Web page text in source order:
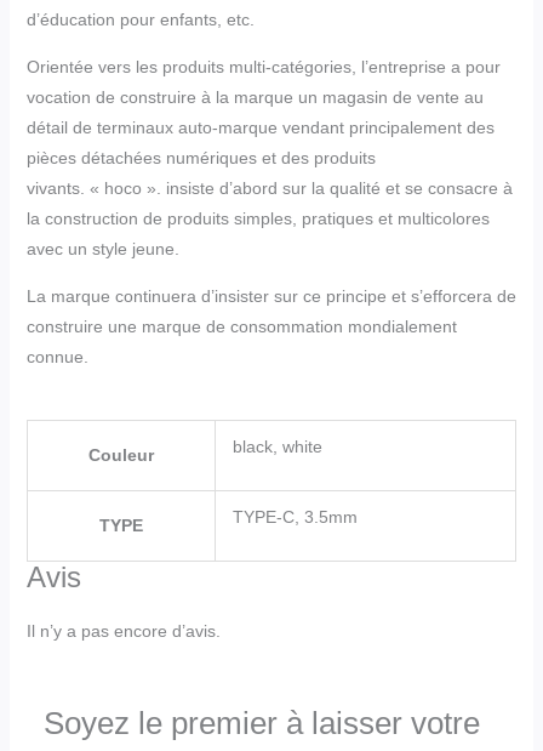
d’éducation pour enfants, etc.
Orientée vers les produits multi-catégories, l’entreprise a pour
vocation de construire à la marque un magasin de vente au
détail de terminaux auto-marque vendant principalement des
pièces détachées numériques et des produits
vivants. « hoco ». insiste d’abord sur la qualité et se consacre à
la construction de produits simples, pratiques et multicolores
avec un style jeune.
La marque continuera d’insister sur ce principe et s’efforcera de
construire une marque de consommation mondialement
connue.
Couleur black, white
TYPE TYPE-C, 3.5mm
Avis
Il n’y a pas encore d’avis.
Soyez le premier à laisser votre